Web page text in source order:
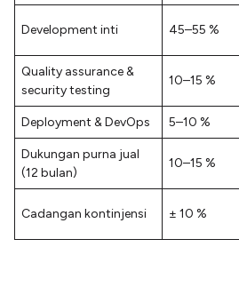
Development inti 45–55 %
Quality assurance &
security testing
10–15 %
Deployment & DevOps 5–10 %
Dukungan purna jual
(12 bulan)
10–15 %
Cadangan kontinjensi ± 10 %